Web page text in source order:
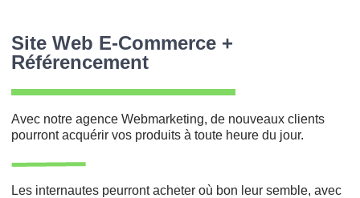
Site Web E-Commerce +
Référencement
Avec notre agence Webmarketing, de nouveaux clients
pourront acquérir vos produits à toute heure du jour.
Les internautes peurront acheter où bon leur semble, avec